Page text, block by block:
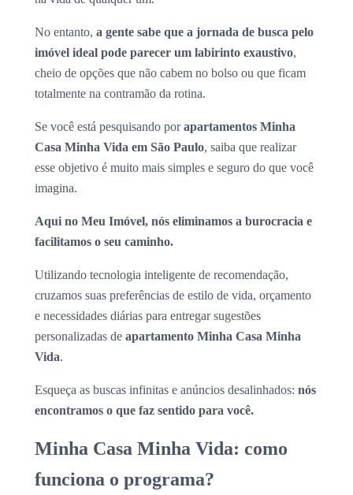
No entanto, a gente sabe que a jornada de busca pelo
imóvel ideal pode parecer um labirinto exaustivo,
cheio de opções que não cabem no bolso ou que ficam
totalmente na contramão da rotina.
Se você está pesquisando porapartamentos Minha
Casa Minha Vida em São Paulo, saiba que realizar
esse objetivo é muito mais simples e seguro do que você
imagina.
Aqui no Meu Imóvel, nós eliminamos a burocracia e
facilitamos o seu caminho.
Utilizando tecnologia inteligente de recomendação,
cruzamos suas preferências de estilo de vida, orçamento
e necessidades diárias para entregar sugestões
personalizadas de apartamento Minha Casa Minha
Vida.
Esqueça as buscas infinitas e anúncios desalinhados: nós
encontramos o que faz sentido para você.
Minha Casa Minha Vida: como
funciona o programa?